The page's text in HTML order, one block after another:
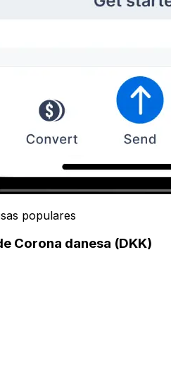
populares
Corona danesa (DKK)